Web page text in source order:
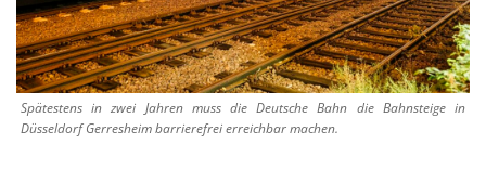
Spätestens in zwei Jahren muss die Deutsche Bahn die Bahnsteige in
Düsseldorf Gerresheim barrierefrei erreichbar machen.